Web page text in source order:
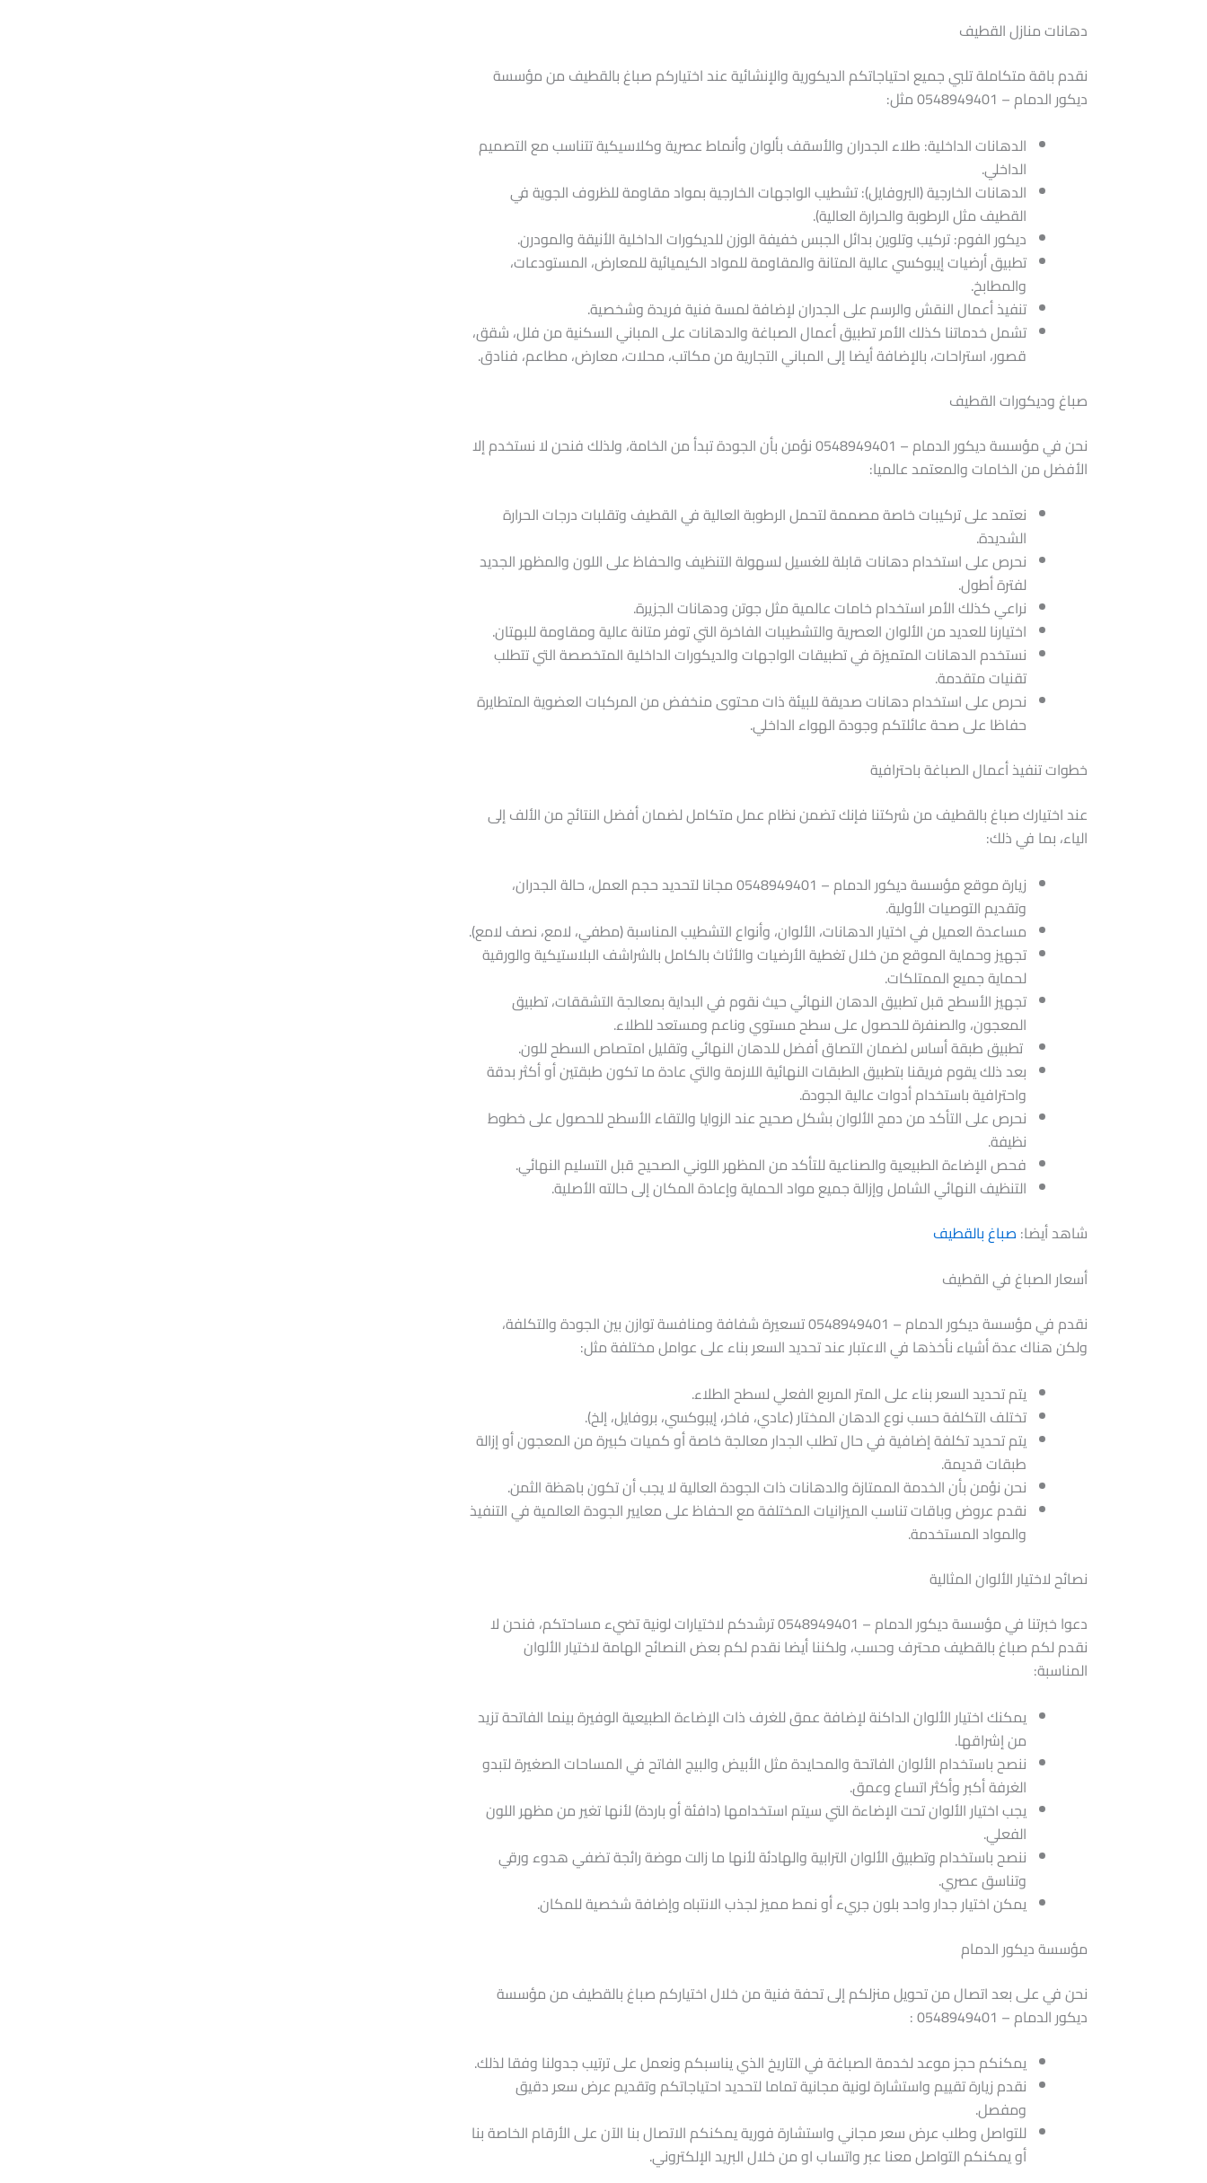
دهانات منازل القطيف
​نقدم باقة متكاملة تلبي جميع احتياجاتكم الديكورية والإنشائية عند اختياركم صباغ بالقطيف من مؤسسة
ديكور الدمام – 0548949401 مثل:
​الدهانات الداخلية: طلاء الجدران والأسقف بألوان وأنماط عصرية وكلاسيكية تتناسب مع التصميم
الداخلي.
​الدهانات الخارجية (البروفايل): تشطيب الواجهات الخارجية بمواد مقاومة للظروف الجوية في
القطيف مثل الرطوبة والحرارة العالية).
​ديكور الفوم: تركيب وتلوين بدائل الجبس خفيفة الوزن للديكورات الداخلية الأنيقة والمودرن.
​تطبيق أرضيات إيبوكسي عالية المتانة والمقاومة للمواد الكيميائية للمعارض، المستودعات،
والمطابخ.
​تنفيذ أعمال النقش والرسم على الجدران لإضافة لمسة فنية فريدة وشخصية.
​تشمل خدماتنا كذلك الأمر تطبيق أعمال الصباغة والدهانات على المباني السكنية من فلل، شقق،
قصور، استراحات، بالإضافة أيضا إلى المباني التجارية من مكاتب، محلات، معارض، مطاعم، فنادق.
صباغ وديكورات القطيف
​نحن في مؤسسة ديكور الدمام – 0548949401 نؤمن بأن الجودة تبدأ من الخامة، ولذلك فنحن لا نستخدم إلا
الأفضل من الخامات والمعتمد عالميا:
نعتمد على تركيبات خاصة مصممة لتحمل الرطوبة العالية في القطيف وتقلبات درجات الحرارة
الشديدة.
​نحرص على استخدام دهانات قابلة للغسيل لسهولة التنظيف والحفاظ على اللون والمظهر الجديد
لفترة أطول.
نراعي كذلك الأمر استخدام خامات عالمية مثل جوتن ودهانات الجزيرة.
اختيارنا للعديد من الألوان العصرية والتشطيبات الفاخرة التي توفر متانة عالية ومقاومة للبهتان.
نستخدم الدهانات المتميزة في تطبيقات الواجهات والديكورات الداخلية المتخصصة التي تتطلب
تقنيات متقدمة.
​نحرص على استخدام دهانات صديقة للبيئة ذات محتوى منخفض من المركبات العضوية المتطايرة
حفاظا على صحة عائلتكم وجودة الهواء الداخلي.
خطوات تنفيذ أعمال الصباغة باحترافية
​عند اختيارك صباغ بالقطيف من شركتنا فإنك تضمن نظام عمل متكامل لضمان أفضل النتائج من الألف إلى
الياء، بما في ذلك:
زيارة موقع مؤسسة ديكور الدمام – 0548949401 مجانا لتحديد حجم العمل، حالة الجدران،
وتقديم التوصيات الأولية.
​مساعدة العميل في اختيار الدهانات، الألوان، وأنواع التشطيب المناسبة (مطفي، لامع، نصف لامع).
​تجهيز وحماية الموقع من خلال تغطية الأرضيات والأثاث بالكامل بالشراشف البلاستيكية والورقية
لحماية جميع الممتلكات.
​تجهيز الأسطح قبل تطبيق الدهان النهائي حيث نقوم في البداية بمعالجة التشققات، تطبيق
المعجون، والصنفرة للحصول على سطح مستوي وناعم ومستعد للطلاء.
​ تطبيق طبقة أساس لضمان التصاق أفضل للدهان النهائي وتقليل امتصاص السطح للون.
​بعد ذلك يقوم فريقنا بتطبيق الطبقات النهائية اللازمة والتي عادة ما تكون طبقتين أو أكثر بدقة
واحترافية باستخدام أدوات عالية الجودة.
​نحرص على التأكد من دمج الألوان بشكل صحيح عند الزوايا والتقاء الأسطح للحصول على خطوط
نظيفة.
​فحص الإضاءة الطبيعية والصناعية للتأكد من المظهر اللوني الصحيح قبل التسليم النهائي.
​التنظيف النهائي الشامل وإزالة جميع مواد الحماية وإعادة المكان إلى حالته الأصلية.
شاهد أيضا: صباغ بالقطيف
أسعار الصباغ في القطيف
​نقدم في مؤسسة ديكور الدمام – 0548949401 تسعيرة شفافة ومنافسة توازن بين الجودة والتكلفة،
ولكن هناك عدة أشياء نأخذها في الاعتبار عند تحديد السعر بناء على عوامل مختلفة مثل:
يتم تحديد السعر بناء على المتر المربع الفعلي لسطح الطلاء.
​تختلف التكلفة حسب نوع الدهان المختار (عادي، فاخر، إيبوكسي، بروفايل، إلخ).
​يتم تحديد تكلفة إضافية في حال تطلب الجدار معالجة خاصة أو كميات كبيرة من المعجون أو إزالة
طبقات قديمة.
نحن نؤمن بأن الخدمة الممتازة والدهانات ذات الجودة العالية لا يجب أن تكون باهظة الثمن.
​نقدم عروض وباقات تناسب الميزانيات المختلفة مع الحفاظ على معايير الجودة العالمية في التنفيذ
والمواد المستخدمة.
نصائح لاختيار الألوان المثالية
​دعوا خبرتنا في مؤسسة ديكور الدمام – 0548949401 ترشدكم لاختيارات لونية تضيء مساحتكم، فنحن لا
نقدم لكم صباغ بالقطيف محترف وحسب، ولكننا أيضا نقدم لكم بعض النصائح الهامة لاختيار الألوان
المناسبة:
يمكنك اختيار الألوان الداكنة لإضافة عمق للغرف ذات الإضاءة الطبيعية الوفيرة بينما الفاتحة تزيد
من إشراقها.
ننصح باستخدام الألوان الفاتحة والمحايدة مثل الأبيض والبيج الفاتح في المساحات الصغيرة لتبدو
الغرفة أكبر وأكثر اتساع وعمق.
​يجب اختيار الألوان تحت الإضاءة التي سيتم استخدامها (دافئة أو باردة) لأنها تغير من مظهر اللون
الفعلي.
​ننصح باستخدام وتطبيق الألوان الترابية والهادئة لأنها ما زالت موضة رائجة تضفي هدوء ورقي
وتناسق عصري.
​يمكن اختيار جدار واحد بلون جريء أو نمط مميز لجذب الانتباه وإضافة شخصية للمكان.
مؤسسة ديكور الدمام
​نحن في على بعد اتصال من تحويل منزلكم إلى تحفة فنية من خلال اختياركم صباغ بالقطيف من مؤسسة
ديكور الدمام – 0548949401 :
يمكنكم حجز موعد لخدمة الصباغة في التاريخ الذي يناسبكم ونعمل على ترتيب جدولنا وفقا لذلك.
​نقدم زيارة تقييم واستشارة لونية مجانية تماما لتحديد احتياجاتكم وتقديم عرض سعر دقيق
ومفصل.
للتواصل وطلب عرض سعر مجاني واستشارة فورية يمكنكم الاتصال بنا الآن على الأرقام الخاصة بنا
أو يمكنكم التواصل معنا عبر واتساب او من خلال البريد الإلكتروني.